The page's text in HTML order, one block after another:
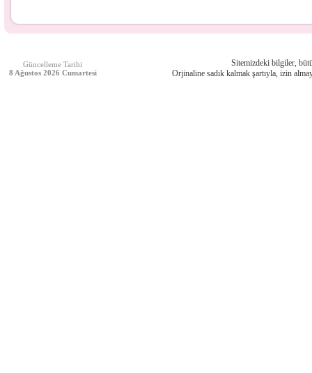
Güncelleme Tarihi
8 Ağustos 2026 Cumartesi
Sitemizdeki bilgiler,
Orjinaline sadık kalmak şartıyla, izin